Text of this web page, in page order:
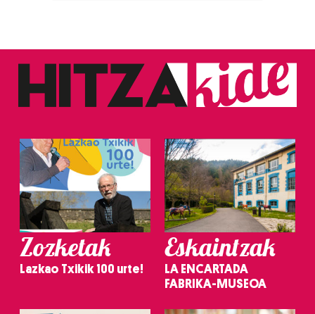
Zozketak
Lazkao Txikik 100 urte!
Eskaintzak
LA ENCARTADA
FABRIKA-MUSEOA